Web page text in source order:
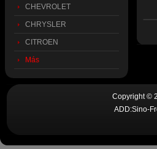
CHEVROLET
CHRYSLER
CITROEN
Más
Copyright ©
ADD:Sino-